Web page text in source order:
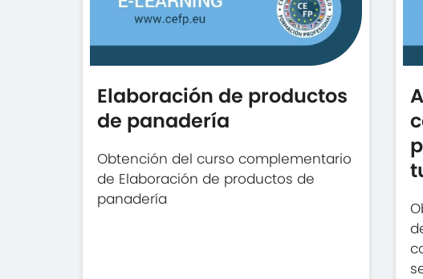
Elaboración de productos
de panadería
Obtención del curso complementario
de Elaboración de productos de
panadería